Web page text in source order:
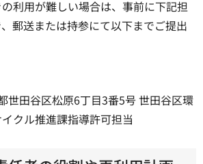
利用が難しい場合は、事前に下記担
郵送または持参にて以下までご提出
世田谷区松原6丁目3番5号 世田谷区環
クル推進課指導許可担当